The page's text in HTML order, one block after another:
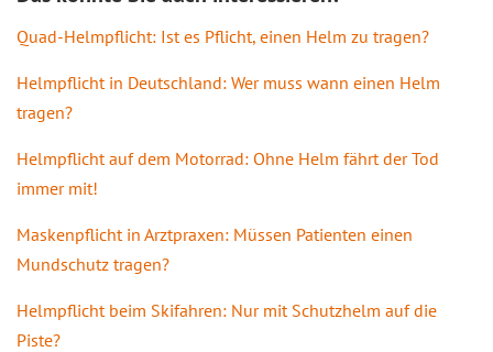
Quad-Helmpflicht: Ist es Pflicht, einen Helm zu tragen?
Helmpflicht in Deutschland: Wer muss wann einen Helm
tragen?
Helmpflicht auf dem Motorrad: Ohne Helm fährt der Tod
immer mit!
Maskenpflicht in Arztpraxen: Müssen Patienten einen
Mundschutz tragen?
Helmpflicht beim Skifahren: Nur mit Schutzhelm auf die
Piste?